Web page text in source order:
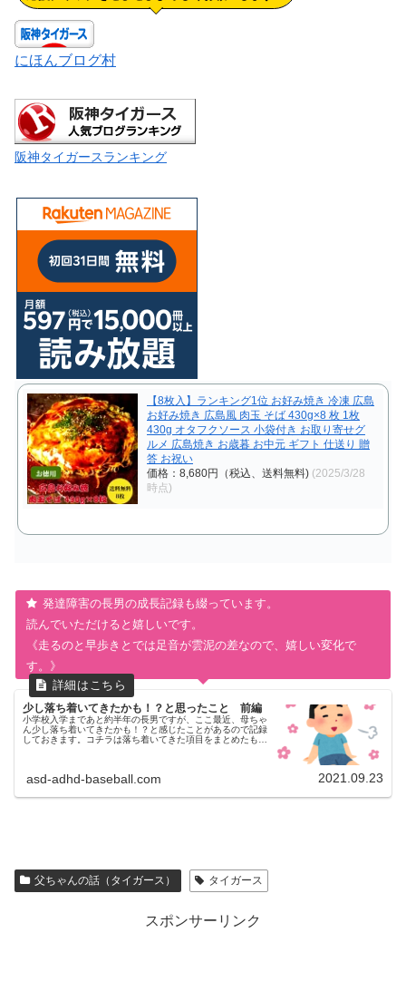
にほんブログ村
阪神タイガースランキング
【8枚入】ランキング1位 お好み焼き 冷凍 広島
お好み焼き 広島風 肉玉 そば 430g×8 枚 1枚
430g オタフクソース 小袋付き お取り寄せグ
ルメ 広島焼き お歳暮 お中元 ギフト 仕送り 贈
答 お祝い
価格：8,680円（税込、送料無料) (2025/3/28
時点)
発達障害の長男の成長記録も綴っています。
読んでいただけると嬉しいです。
《走るのと早歩きとでは足音が雲泥の差なので、嬉しい変化で
す。》
少し落ち着いてきたかも！？と思ったこと 前編
小学校入学まであと約半年の長男ですが、ここ最近、母ちゃ
ん少し落ち着いてきたかも！？と感じたことがあるので記録
しておきます。コチラは落ち着いてきた項目をまとめたもの
asd-adhd-baseball.com 2021.09.23
父ちゃんの話（タイガース） タイガース
スポンサーリンク